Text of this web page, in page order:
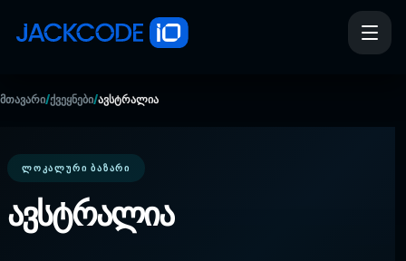
მთავარი/ქვეყნები/ავსტრალია
ᲚᲝᲙᲐᲚᲣᲠᲘ ᲑᲐᲖᲐᲠᲘ
ავსტრალია